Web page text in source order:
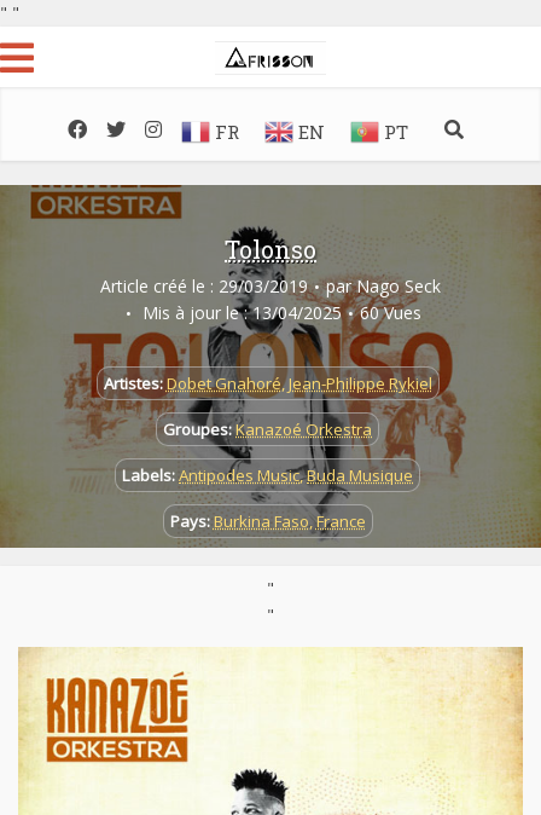
" "
FR EN PT
Tolonso
Article créé le : 29/03/2019 par Nago Seck
Mis à jour le : 13/04/2025
60 Vues
Artistes:Dobet Gnahoré, Jean-Philippe Rykiel
Groupes:Kanazoé Orkestra
Labels:Antipodes Music,Buda Musique
Pays:Burkina Faso,France
Musique mandingue
"
"